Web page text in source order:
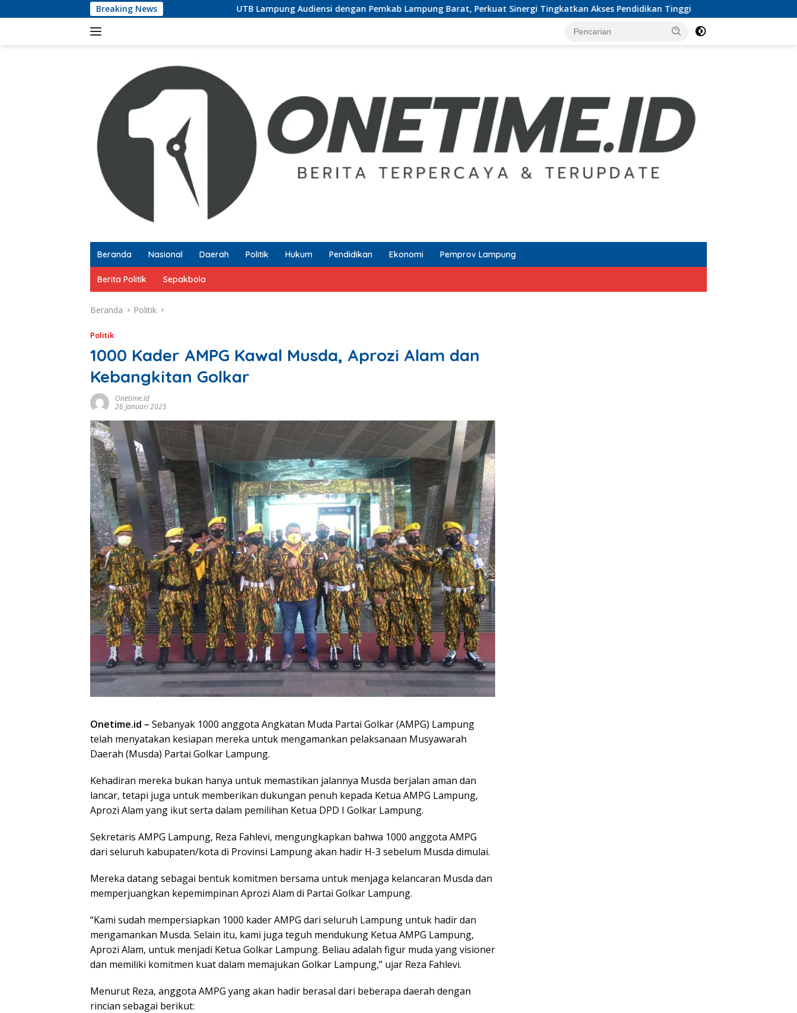
ke
Breaking NewsUTB Lampung Audiensi dengan Pemkab Lampung Barat, Perkuat Sinergi Tingkatkan Akses Pendidikan Tinggi MoU UTB Lampung dan Pesbar, Prof
Beranda Nasional Daerah Politik Hukum Pendidikan Ekonomi Pemprov Lampung
Berita Politik Sepakbola
Beranda Politik
Politik
1000 Kader AMPG Kawal Musda, Aprozi Alam dan
Kebangkitan Golkar
Onetime.id
26 Januari 2025
Onetime.id – Sebanyak 1000 anggota Angkatan Muda Partai Golkar (AMPG) Lampung
telah menyatakan kesiapan mereka untuk mengamankan pelaksanaan Musyawarah
Daerah (Musda) Partai Golkar Lampung.
Kehadiran mereka bukan hanya untuk memastikan jalannya Musda berjalan aman dan
lancar, tetapi juga untuk memberikan dukungan penuh kepada Ketua AMPG Lampung,
Aprozi Alam yang ikut serta dalam pemilihan Ketua DPD I Golkar Lampung.
Sekretaris AMPG Lampung, Reza Fahlevi, mengungkapkan bahwa 1000 anggota AMPG
dari seluruh kabupaten/kota di Provinsi Lampung akan hadir H-3 sebelum Musda dimulai.
Mereka datang sebagai bentuk komitmen bersama untuk menjaga kelancaran Musda dan
memperjuangkan kepemimpinan Aprozi Alam di Partai Golkar Lampung.
“Kami sudah mempersiapkan 1000 kader AMPG dari seluruh Lampung untuk hadir dan
mengamankan Musda. Selain itu, kami juga teguh mendukung Ketua AMPG Lampung,
Aprozi Alam, untuk menjadi Ketua Golkar Lampung. Beliau adalah figur muda yang visioner
dan memiliki komitmen kuat dalam memajukan Golkar Lampung,” ujar Reza Fahlevi.
Menurut Reza, anggota AMPG yang akan hadir berasal dari beberapa daerah dengan
rincian sebagai berikut: